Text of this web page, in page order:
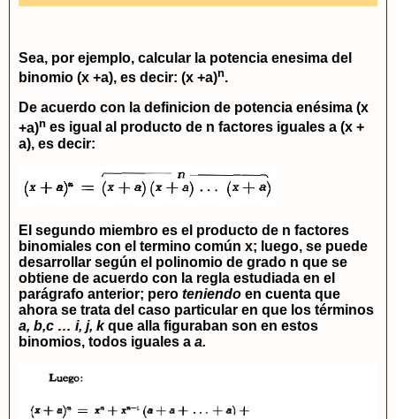
Sea, por ejemplo, calcular la potencia enesima del
binomio (x +a), es decir: (x +a)n.
De acuerdo con la definicion de potencia enésima (x
+a)n es igual al producto de n factores iguales a (x +
a), es decir:
EI segundo miembro es el producto de n factores
binomiales con el termino común x; luego, se puede
desarrollar según el polinomio de grado n que se
obtiene de acuerdo con la regla estudiada en el
parágrafo anterior; pero teniendo en cuenta que
ahora se trata del caso particular en que los términos
a, b,c … i, j, kque alla figuraban son en estos
binomios, todos iguales a a.